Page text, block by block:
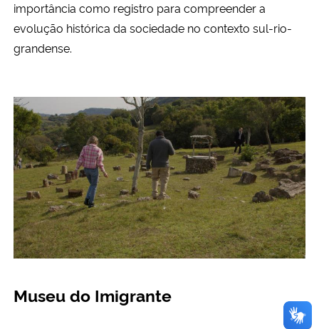
importância como registro para compreender a
evolução histórica da sociedade no contexto sul-rio-
grandense.
Museu do Imigrante